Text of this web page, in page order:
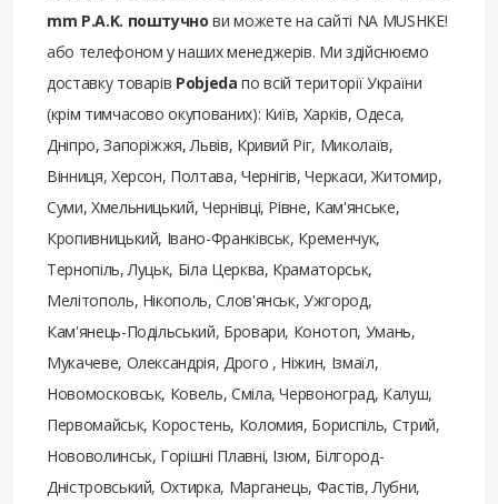
mm P.A.K. поштучно ви можете на сайті NA MUSHKE!
або телефоном у наших менеджерів. Ми здійснюємо
доставку товарів Pobjeda по всій території України
(крім тимчасово окупованих): Київ, Харків, Одеса,
Дніпро, Запоріжжя, Львів, Кривий Ріг, Миколаїв,
Вінниця, Херсон, Полтава, Чернігів, Черкаси, Житомир,
Суми, Хмельницький, Чернівці, Рівне, Кам'янське,
Кропивницький, Івано-Франківськ, Кременчук,
Тернопіль, Луцьк, Біла Церква, Краматорськ,
Мелітополь, Нікополь, Слов'янськ, Ужгород,
Кам'янець-Подільський, Бровари, Конотоп, Умань,
Мукачеве, Олександрія, Дрого , Ніжин, Ізмаїл,
Новомосковськ, Ковель, Сміла, Червоноград, Калуш,
Первомайськ, Коростень, Коломия, Бориспіль, Стрий,
Нововолинськ, Горішні Плавні, Ізюм, Білгород-
Дністровський, Охтирка, Марганець, Фастів, Лубни,